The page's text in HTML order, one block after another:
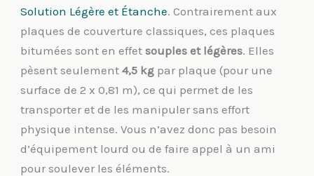
Solution Légère et Étanche. Contrairement aux
plaques de couverture classiques, ces plaques
bitumées sont en effetsouples et légères. Elles
pèsent seulement4,5 kg par plaque (pour une
surface de 2 x 0,81 m), ce qui permet de les
transporter et de les manipuler sans effort
physique intense. Vous n’avez donc pas besoin
d’équipement lourd ou de faire appel à un ami
pour soulever les éléments.